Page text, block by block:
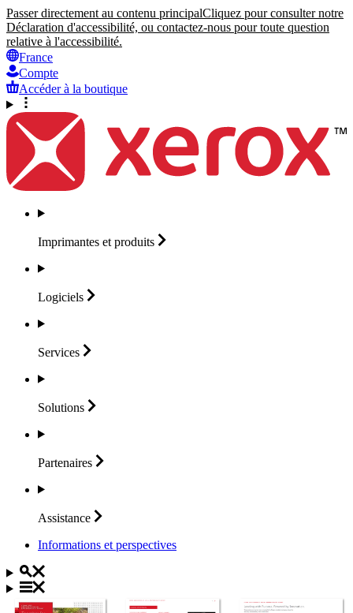
Passer directement au contenu principalCliquez pour consulter notre
Déclaration d'accessibilité, ou contactez-nous pour toute question
relative à l'accessibilité.
France
Compte
Accéder à la boutique
Imprimantes et produits
Logiciels
Services
Solutions
Partenaires
Assistance
Informations et perspectives